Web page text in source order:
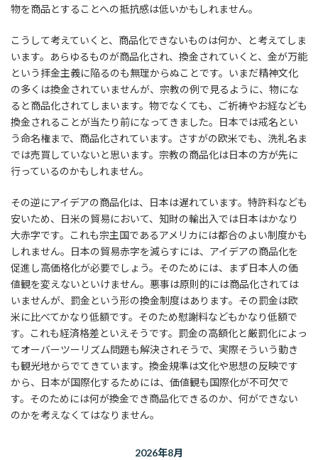
物を商品とすることへの抵抗感は低いかもしれません。
こうして考えていくと、商品化できないものは何か、と考えてしま
います。あらゆるものが商品化され、換金されていくと、金が万能
という拝金主義に陥るのも無理からぬことです。いまだ精神文化
の多くは換金されていませんが、宗教の例で見るように、物にな
ると商品化されてしまいます。物でなくても、ご祈祷やお経なども
換金されることが当たり前になってきました。日本では戒名とい
う命名権まで、商品化されています。さすがの欧米でも、洗礼名ま
では売買していないと思います。宗教の商品化は日本の方が先に
行っているのかもしれません。
その逆にアイデアの商品化は、日本は遅れています。特許料なども
安いため、日米の貿易において、知財の輸出入では日本はかなり
大赤字です。これも宗主国であるアメリカには都合のよい制度かも
しれません。日本の貿易赤字を減らすには、アイデアの商品化を
促進し高価格化が必要でしょう。そのためには、まず日本人の価
値観を変えないといけません。悪事は原則的には商品化されては
いませんが、罰金という形の換金制度はあります。その罰金は欧
米に比べてかなり低額です。そのため慰謝料などもかなり低額で
す。これも経済格差といえそうです。罰金の高額化と厳罰化によっ
てオーバーツーリズム問題も解決されそうで、実際そういう動き
も観光地からでてきています。換金規準は文化や思想の反映です
から、日本が国際化するためには、価値観も国際化が不可欠で
す。そのためには何が換金でき商品化できるのか、何ができない
のかを考えなくてはなりません。
2026年8月